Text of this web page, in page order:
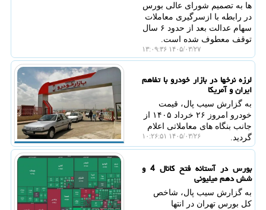
ها به تصمیم شورای عالی بورس
در رابطه با ازسرگیری معاملات
سهام عدالت بعد از حدود ۶ سال
توقف معطوف شده است.
۱۴۰۵/۰۳/۲۷ ۱۳:۰۹:۳۶
لرزه نرخها در بازار خودرو با تفاهم
ایران و آمریکا
به گزارش سیب پال، قیمت
خودرو امروز ۲۶ خرداد ۱۴۰۵ از
جانب بنگاه های معاملاتی اعلام
گردید.
۱۴۰۵/۰۳/۲۶ ۱۰:۲۶:۵۱
بورس در آستانه فتح کانال 4 و
شش دهم میلیونی
به گزارش سیب پال، شاخص
کل بورس تهران در انتها